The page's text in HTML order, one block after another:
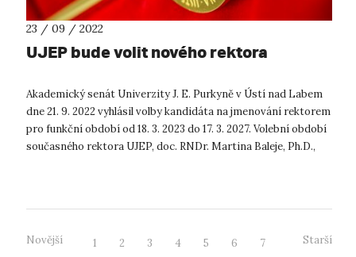
23 / 09 / 2022
UJEP bude volit nového rektora
Akademický senát Univerzity J. E. Purkyně v Ústí nad Labem
dne 21. 9. 2022 vyhlásil volby kandidáta na jmenování rektorem
pro funkční období od 18. 3. 2023 do 17. 3. 2027. Volební období
současného rektora UJEP, doc. RNDr. Martina Baleje, Ph.D.,
Novější 1 2 3 4 5 6 7 Starší